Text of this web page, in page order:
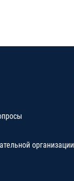
организации